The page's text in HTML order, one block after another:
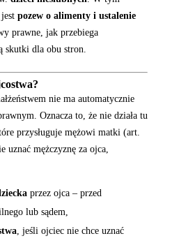
pozew o alimenty i ustalenie
prawne, jak przebiega
skutki dla obu stron.
nie ma automatycznie
Oznacza to, że nie działa tu
przysługuje mężowi matki (art.
mężczyznę za ojca,
przez ojca – przed
lub sądem,
, jeśli ojciec nie chce uznać